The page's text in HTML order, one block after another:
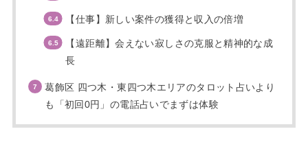
【仕事】新しい案件の獲得と収入の倍増
【遠距離】会えない寂しさの克服と精神的な成
長
葛飾区 四つ木・東四つ木エリアのタロット占いより
も「初回0円」の電話占いでまずは体験